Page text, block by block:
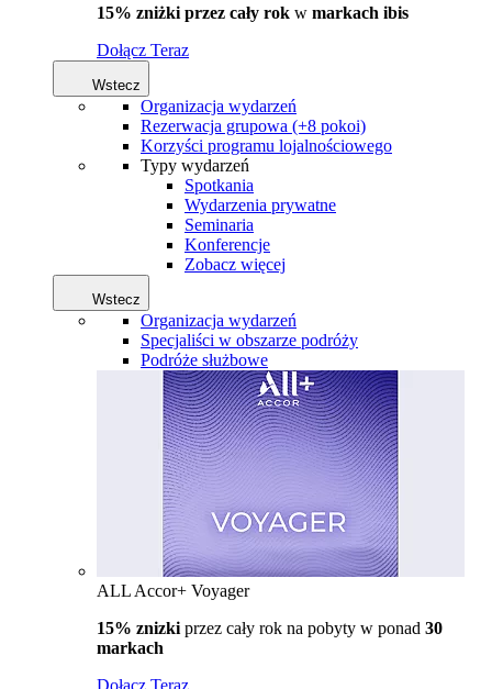
15% zniżki przez cały rok w markach ibis
Dołącz Teraz
Wstecz
Organizacja wydarzeń
Rezerwacja grupowa (+8 pokoi)
Korzyści programu lojalnościowego
Typy wydarzeń
Spotkania
Wydarzenia prywatne
Seminaria
Konferencje
Zobacz więcej
Wstecz
Organizacja wydarzeń
Specjaliści w obszarze podróży
Podróże służbowe
ALL Accor+ Voyager
15% znizki przez cały rok na pobyty w ponad 30
markach
Dołącz Teraz